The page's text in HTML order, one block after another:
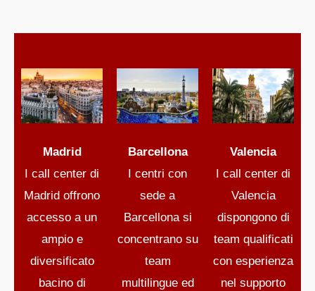
Madrid
I call center di
Madrid offrono
accesso a un
ampio e
diversificato
bacino di
Barcellona
I centri con
sede a
Barcellona si
concentrano su
team
multilingue ed
Valencia
I call center di
Valencia
dispongono di
team qualificati
con esperienza
nel supporto